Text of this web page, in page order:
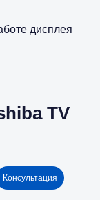
дисплея
TV
Консультация